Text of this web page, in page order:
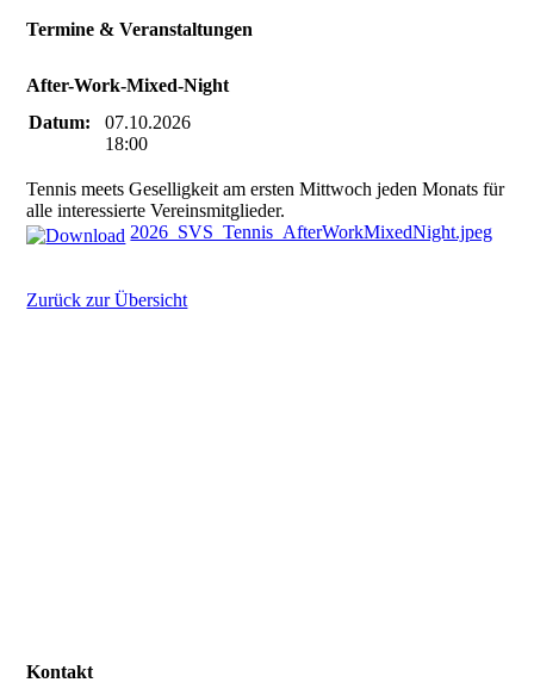
Termine & Veranstaltungen
After-Work-Mixed-Night
Datum:
07.10.2026
18:00
Tennis meets Geselligkeit am ersten Mittwoch jeden Monats für
alle interessierte Vereinsmitglieder.
2026_SVS_Tennis_AfterWorkMixedNight.jpeg
Zurück zur Übersicht
Kontakt